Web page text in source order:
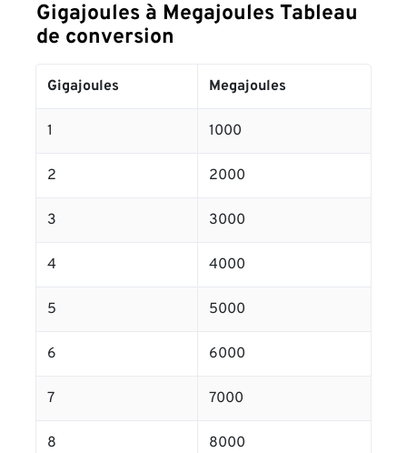
Gigajoules à Megajoules Tableau
de conversion
Gigajoules Megajoules
1 1000
2 2000
3 3000
4 4000
5 5000
6 6000
7 7000
8 8000